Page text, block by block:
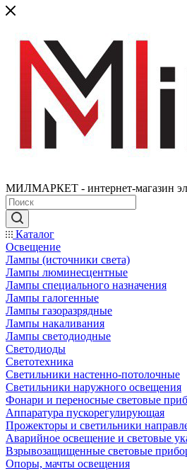
МИЛМАРКЕТ - интернет-магазин
Каталог
Освещение
Лампы (источники света)
Лампы люминесцентные
Лампы специального назначения
Лампы галогенные
Лампы газоразрядные
Лампы накаливания
Лампы светодиодные
Светодиоды
Светотехника
Светильники настенно-потолочные
Светильники наружного освещения
Фонари и переносные световые
Аппаратура пускорегулирующая
Прожекторы и светильники
Аварийное освещение и световые
Взрывозащищенные световые
Опоры, мачты освещения